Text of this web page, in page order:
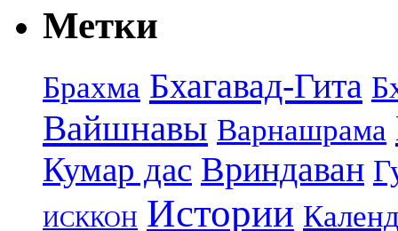
Метки
Брахма Бхагавад-Гита
Вайшнавы Варнашрама
Кумар дас Вриндаван
ИСККОН Истории